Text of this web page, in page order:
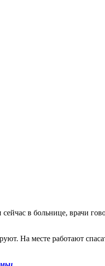
в больнице, врачи
На месте работают